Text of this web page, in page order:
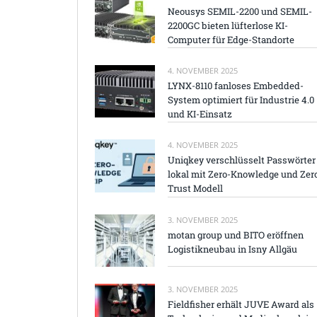
Neousys SEMIL-2200 und SEMIL-
2200GC bieten lüfterlose KI-
Computer für Edge-Standorte
4. NOVEMBER 2025
LYNX-8110 fanloses Embedded-
System optimiert für Industrie 4.0
und KI-Einsatz
4. NOVEMBER 2025
Uniqkey verschlüsselt Passwörter
lokal mit Zero-Knowledge und
Trust Modell
3. NOVEMBER 2025
motan group und BITO eröffnen
Logistikneubau in Isny Allgäu
3. NOVEMBER 2025
Fieldfisher erhält JUVE Award als